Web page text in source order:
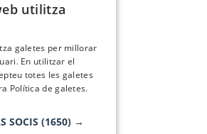
utilitza
galetes per millorar
En utilitzar el
totes les galetes
Política de galetes.
SOCIS (1650) →